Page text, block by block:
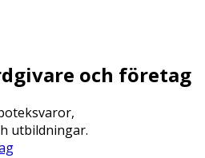
och företag
utbildningar.